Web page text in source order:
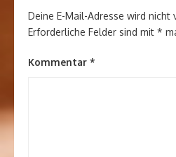
Deine E-Mail-Adresse wird nicht
Erforderliche Felder sind mit *
Kommentar *